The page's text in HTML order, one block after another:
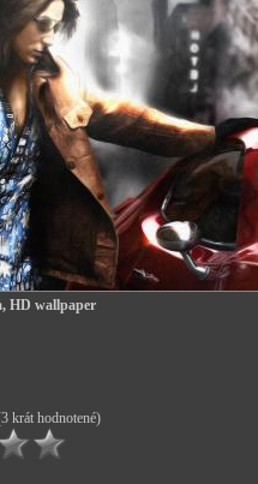
HD wallpaper
krát hodnotené)